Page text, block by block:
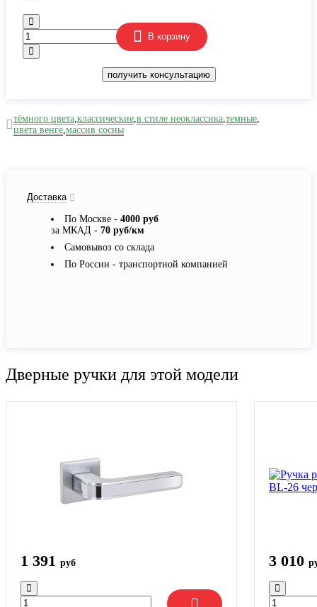
В корзину
получить консультацию
тёмного цвета,классические,в стиле неоклассика,темные,
цвета венге,массив сосны
Доставка
По Москве - 4000 руб
за МКАД - 70 руб/км
Самовывоз со склада
По России - транспортной компанией
Дверные ручки для этой модели
1 391 руб 3 010